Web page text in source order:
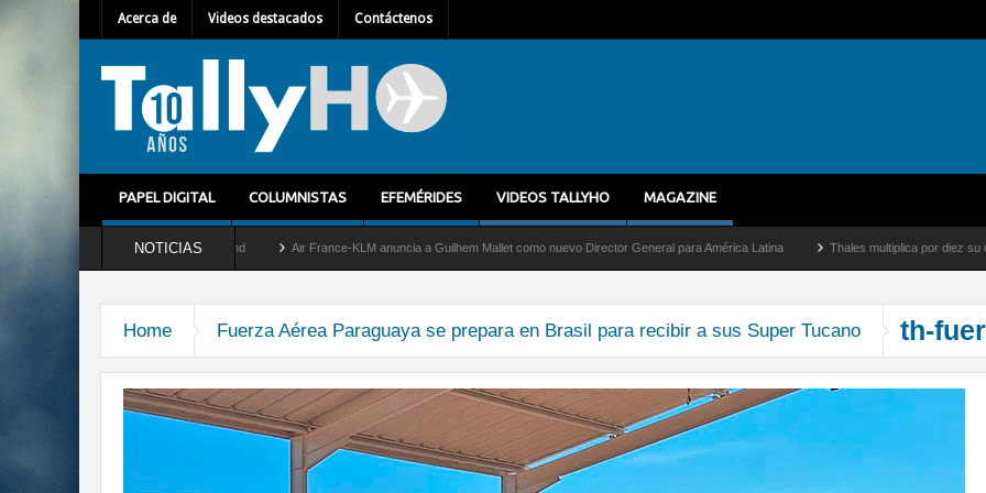
Acerca de Videos destacados Contáctenos
PAPEL DIGITAL COLUMNISTAS EFEMÉRIDES VIDEOS TALLYHO MAGAZINE
NOTICIAS
retira del servicio al C-2 Greyhound Air France-KLM anuncia a Guilhem Mallet como nuevo Director General para América Latina Thales multiplica por diez su
Home Fuerza Aérea Paraguaya se prepara en Brasil para recibir a sus Super Tucano
th-
recepcion-super-tucano-2